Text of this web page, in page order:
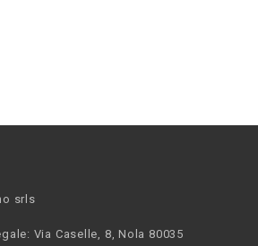
srls
Via Caselle, 8, Nola 80035